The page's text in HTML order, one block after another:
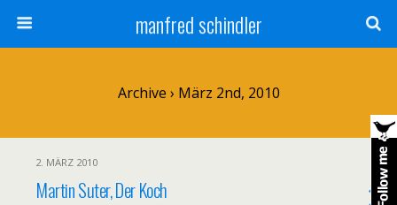
manfred schindler
Archive › März 2nd, 2010
2. MÄRZ 2010
Martin Suter, Der Koch